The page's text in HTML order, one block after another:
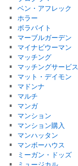
ベン・アフレック
ホラー
ボラバイト
マーブルガーデン
マイナビウーマン
マッチング
マッチングサービス
マット・デイモン
マドンナ
マルチ
マンガ
マンション
マンション購入
マンハッタン
マンボーハウス
ミーガン・ドッズ